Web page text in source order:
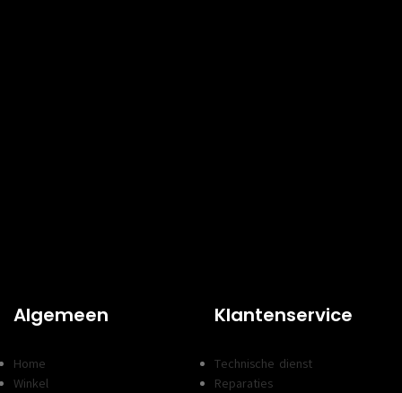
Algemeen
Home
Winkel
Klantenservice
Technische dienst
Reparaties